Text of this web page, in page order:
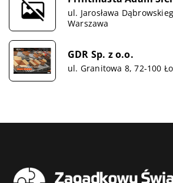
ul. Jarosława
Warszawa
GDR Sp. z o.o.
ul. Granitowa 8, 72-100